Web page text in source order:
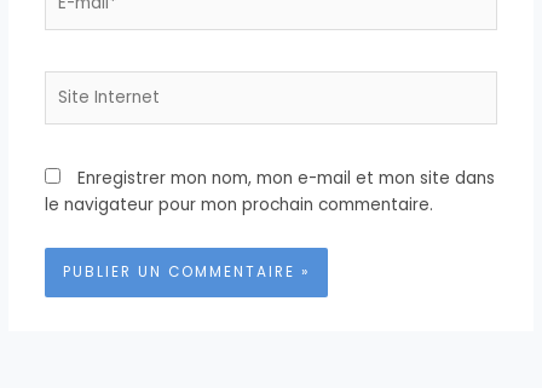
mail*
Internet
Enregistrer mon nom, mon e-mail et mon site dans
le navigateur pour mon prochain commentaire.